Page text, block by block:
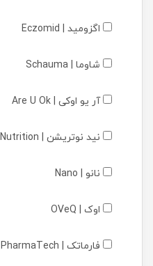
اگزومید | Eczomid
شاوما | Schauma
آر یو اوکی | Are U Ok
نید نوتریشن | Need Nutrition
نانو | Nano
اوک | OVeQ
فارماتک | PharmaTech